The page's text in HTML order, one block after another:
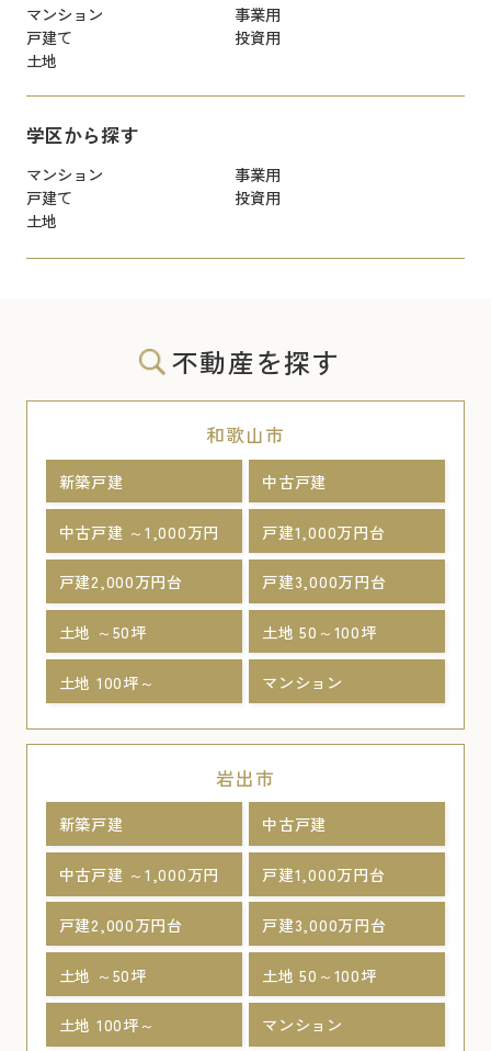
マンション
事業用
戸建て
投資用
土地
学区から探す
マンション
事業用
戸建て
投資用
土地
不動産を探す
和歌山市
新築戸建 中古戸建
中古戸建 ～1,000万円 戸建1,000万円台
戸建2,000万円台 戸建3,000万円台
土地 ～50坪 土地 50～100坪
土地 100坪～ マンション
岩出市
新築戸建 中古戸建
中古戸建 ～1,000万円 戸建1,000万円台
戸建2,000万円台 戸建3,000万円台
土地 ～50坪 土地 50～100坪
土地 100坪～ マンション